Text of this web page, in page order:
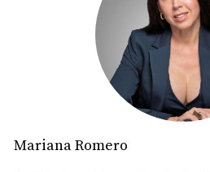
ciudad sea una excelente
a largo plazo.
Flexibilidad de Inversión:
Miami ofrece una amplia
inversores. Desde pequeños
centro de la ciudad hasta
Mariana Romero